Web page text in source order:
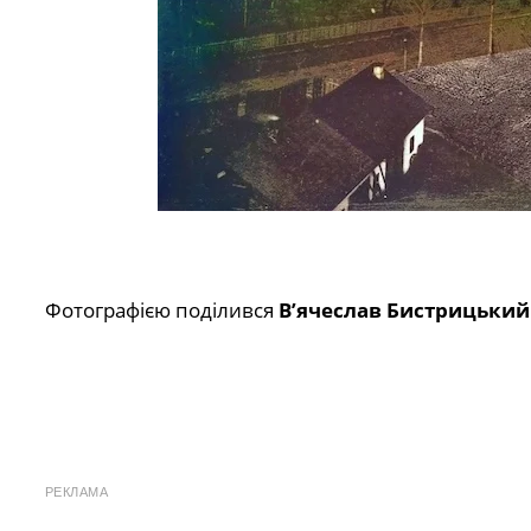
Фотографією поділився Вʼячеслав Бистрицький
РЕКЛАМА